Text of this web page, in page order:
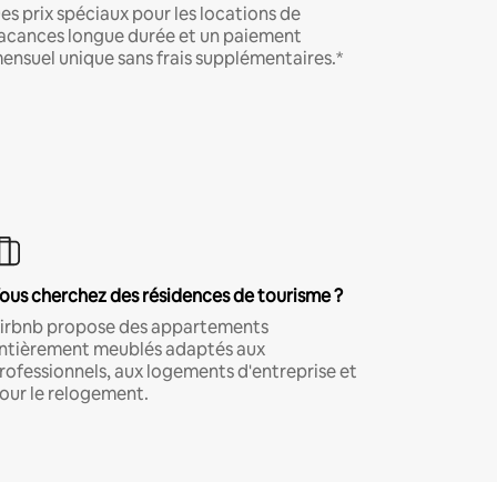
prix spéciaux pour les locations de
longue durée et un paiement
unique sans frais supplémentaires.*
cherchez des résidences de tourisme ?
propose des appartements
meublés adaptés aux
aux logements d'entreprise et
le relogement.